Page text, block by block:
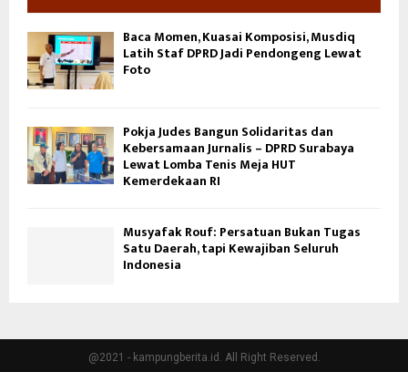
Baca Momen, Kuasai Komposisi, Musdiq
Latih Staf DPRD Jadi Pendongeng Lewat
Foto
Pokja Judes Bangun Solidaritas dan
Kebersamaan Jurnalis – DPRD Surabaya
Lewat Lomba Tenis Meja HUT
Kemerdekaan RI
Musyafak Rouf: Persatuan Bukan Tugas
Satu Daerah, tapi Kewajiban Seluruh
Indonesia
@2021 - kampungberita.id. All Right Reserved.